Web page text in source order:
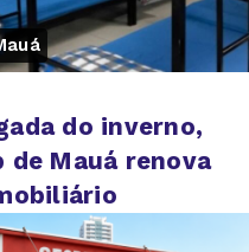
do inverno,
de Mauá renova